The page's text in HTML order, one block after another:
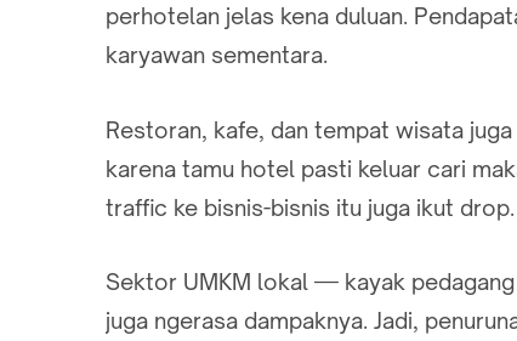
perhotelan jelas kena duluan.
karyawan sementara.
Restoran, kafe, dan tempat wisata
karena tamu hotel pasti keluar cari
traffic ke bisnis-bisnis itu juga ikut drop.
Sektor UMKM lokal — kayak
juga ngerasa dampaknya. Jadi,